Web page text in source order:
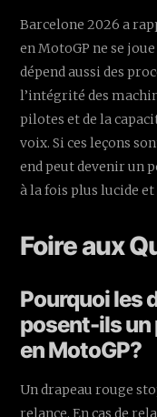
Barcelone 2026 a
en MotoGP ne se
dépend aussi des
l’intégrité des
pilotes et de la
voix. Si ces leçons
end peut devenir un
à la fois plus lucide et
Foire aux
Pourquoi les
posent-ils un
en MotoGP?
Un drapeau rouge